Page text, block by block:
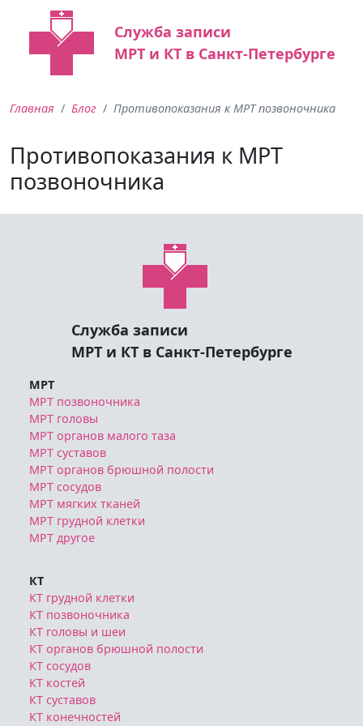
Служба записи
МРТ и КТ в Санкт-Петербурге
Главная Блог Противопоказания к МРТ позвоночника
Противопоказания к МРТ
позвоночника
Служба записи
МРТ и КТ в Санкт-Петербурге
МРТ
МРТ позвоночника
МРТ головы
МРТ органов малого таза
МРТ суставов
МРТ органов брюшной полости
МРТ сосудов
МРТ мягких тканей
МРТ грудной клетки
МРТ другое
КТ
КТ грудной клетки
КТ позвоночника
КТ головы и шеи
КТ органов брюшной полости
КТ сосудов
КТ костей
КТ суставов
КТ конечностей